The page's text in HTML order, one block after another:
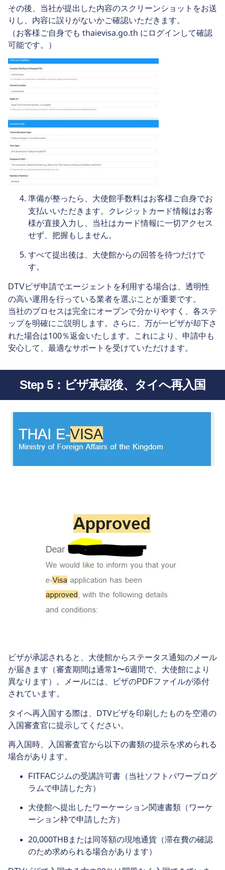
その後、当社が提出した内容のスクリーンショットをお送
りし、内容に誤りがないかご確認いただきます。
（お客様ご自身でも thaievisa.go.th にログインして確認
可能です。）
準備が整ったら、 大使館手数料はお客様ご自身でお
支払いいただきます。クレジットカード情報はお客
様が直接入力し、当社はカード情報に一切アクセス
せず、把握もしません。
すべて提出後は、大使館からの回答を待つだけで
す。
DTVビザ申請でエージェントを利用する場合は、 透明性
の高い運用を行っている業者を選ぶことが重要です。
当社のプロセスは完全にオープンで分かりやすく、各ステ
ップを明確にご説明します。さらに、万が一ビザが却下さ
れた場合は100％返金いたします。これにより、申請中も
安心して、最適なサポートを受けていただけます。
Step 5：ビザ承認後、タイへ再入国
ビザが承認されると、大使館からステータス通知のメール
が届きます（審査期間は通常1〜6週間で、大使館により
異なります）。メールには、ビザのPDFファイルが添付
されています。
タイへ再入国する際は、 DTVビザを印刷したものを空港の
入国審査官に提示してください。
再入国時、入国審査官から以下の書類の提示を求められる
場合があります。
FITFACジムの受講許可書（当社ソフトパワープログ
ラムで申請した方）
大使館へ提出したワーケーション関連書類（ワーケ
ーション枠で申請した方）
20,000THBまたは同等額の現地通貨（滞在費の確認
のため求められる場合があります）